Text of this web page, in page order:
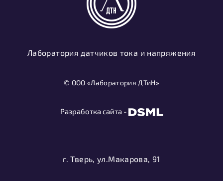
Лаборатория датчиков тока и напряжения
© ООО «Лаборатория ДТиН»
Разработка сайта -
г. Тверь, ул.Макарова, 91